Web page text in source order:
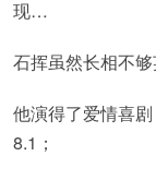
现…
石挥虽然长相不够
他演得了爱情喜
8.1；